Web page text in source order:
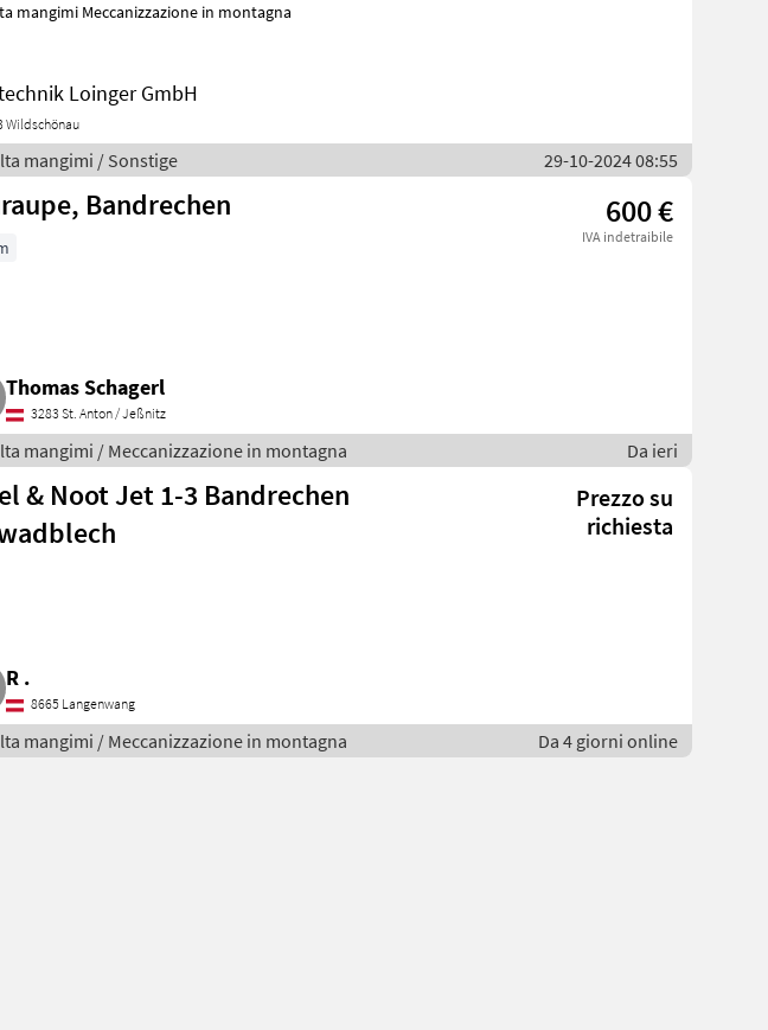
mangimi Meccanizzazione in montagna
Loinger GmbH
Wildschönau
mangimi / Sonstige 29-10-2024 08:55
Bandrechen 600 €
IVA indetraibile
Thomas Schagerl
3283 St. Anton / Jeßnitz
mangimi / Meccanizzazione in montagna Da ieri
& Noot Jet 1-3 Bandrechen
Prezzo su
richiesta
R .
8665 Langenwang
mangimi / Meccanizzazione in montagna Da 4 giorni online